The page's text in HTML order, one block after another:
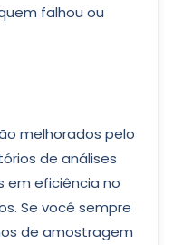
falhou ou
melhorados pelo
de análises
em eficiência no
Se você sempre
de amostragem